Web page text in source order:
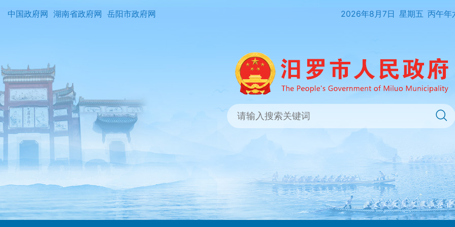
中国政府网 湖南省政府网 岳阳市政府网 2026年8月7日 星期五 丙午年